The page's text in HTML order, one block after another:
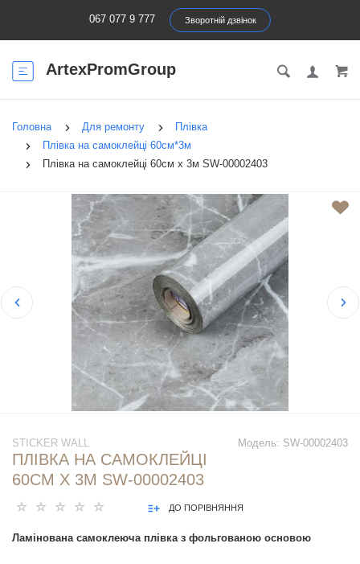
067 077 9 777 Зворотній дзвінок
ArtexPromGroup
Головна Для ремонту
Плівка
Плівка на самоклейці 60см*3м
Плівка на самоклейці 60см х 3м SW-00002403
Модель: SW-00002403
STICKER WALL
ПЛІВКА НА САМОКЛЕЙЦІ
60СМ Х 3М SW-00002403
ДО ПОРІВНЯННЯ
Ламінована самоклеюча плівка з фольгованою основою